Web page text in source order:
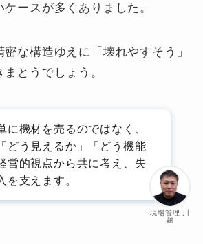
ースが多くありました。
な構造ゆえに「壊れやすそう」
とうでしょう。
現場管理 川
越
に機材を売るのではなく、
どう見えるか」「どう機能
営的視点から共に考え、失
を支えます。